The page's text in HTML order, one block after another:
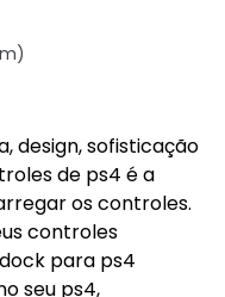
design, sofisticação
de ps4 é a
os controles.
controles
para ps4
seu ps4,